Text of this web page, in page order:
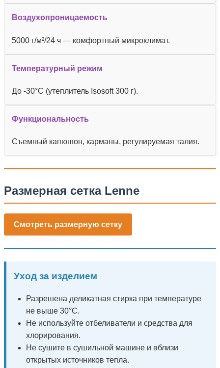
Воздухопроницаемость
5000 г/м²/24 ч — комфортный микроклимат.
Температурный режим
До -30°C (утеплитель Isosoft 300 г).
Функциональность
Съемный капюшон, карманы, регулируемая талия.
Размерная сетка Lenne
Смотреть размерную сетку
Уход за изделием
Разрешена деликатная стирка при температуре
не выше 30°C.
Не используйте отбеливатели и средства для
хлорирования.
Не сушите в сушильной машине и вблизи
открытых источников тепла.